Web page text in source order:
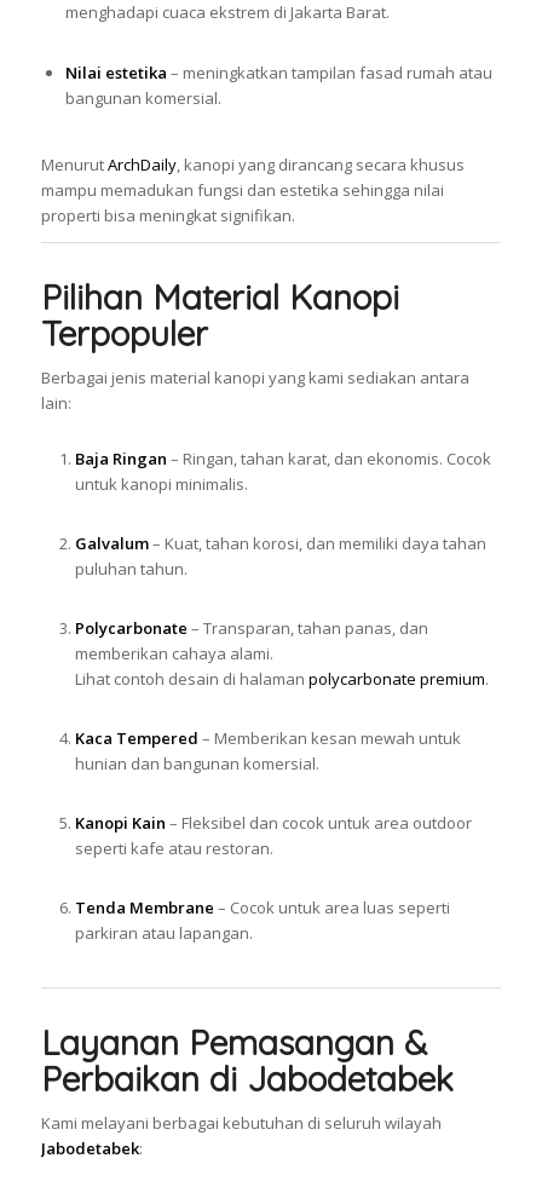
menghadapi cuaca ekstrem di Jakarta Barat.
Nilai estetika – meningkatkan tampilan fasad rumah atau
bangunan komersial.
MenurutArchDaily, kanopi yang dirancang secara khusus
mampu memadukan fungsi dan estetika sehingga nilai
properti bisa meningkat signifikan.
Pilihan Material Kanopi
Terpopuler
Berbagai jenis material kanopi yang kami sediakan antara
lain:
Baja Ringan – Ringan, tahan karat, dan ekonomis. Cocok
untuk kanopi minimalis.
Galvalum– Kuat, tahan korosi, dan memiliki daya tahan
puluhan tahun.
Polycarbonate – Transparan, tahan panas, dan
memberikan cahaya alami.
Lihat contoh desain di halaman polycarbonate premium.
Kaca Tempered – Memberikan kesan mewah untuk
hunian dan bangunan komersial.
Kanopi Kain – Fleksibel dan cocok untuk area outdoor
seperti kafe atau restoran.
Tenda Membrane – Cocok untuk area luas seperti
parkiran atau lapangan.
Layanan Pemasangan &
Perbaikan di Jabodetabek
Kami melayani berbagai kebutuhan di seluruh wilayah
Jabodetabek: